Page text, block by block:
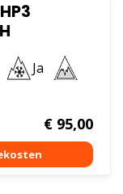
Ja
€95,00